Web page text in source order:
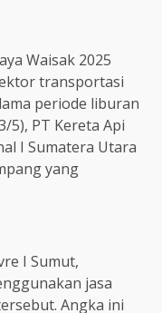
Waisak 2025
transportasi
periode liburan
5), PT Kereta Api
I Sumatera Utara
yang
I Sumut,
jasa
Angka ini